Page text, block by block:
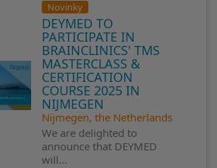
Novinky
DEYMED TO
PARTICIPATE IN
BRAINCLINICS' TMS
MASTERCLASS &
CERTIFICATION
COURSE 2025 IN
NIJMEGEN
Nijmegen, the Netherlands
We are delighted to
announce that DEYMED
will…